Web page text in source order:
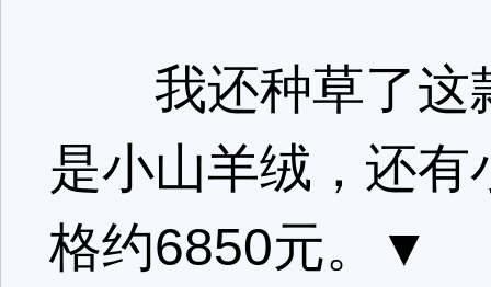
我还种草了这
是小山羊绒，还
格约6850元。
▼